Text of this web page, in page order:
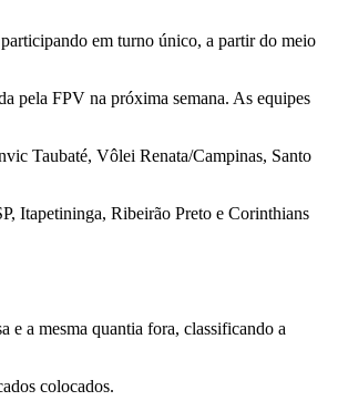
em turno único, a partir do meio
pela FPV na próxima semana. As equipes
Taubaté, Vôlei Renata/Campinas, Santo
Itapetininga, Ribeirão Preto e Corinthians
e a mesma quantia fora, classificando a
colocados.